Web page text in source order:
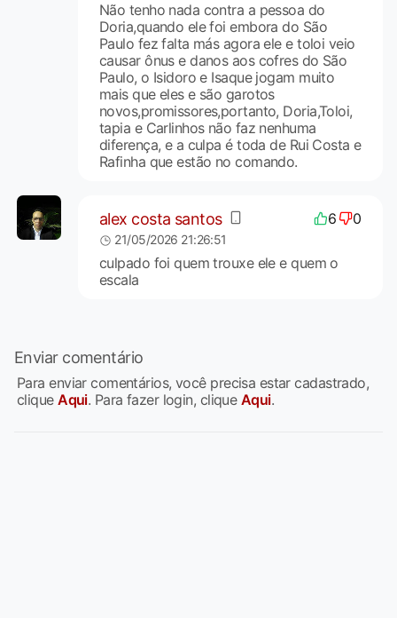
Não tenho nada contra a pessoa do
Doria,quando ele foi embora do São
Paulo fez falta más agora ele e toloi veio
causar ônus e danos aos cofres do São
Paulo, o Isidoro e Isaque jogam muito
mais que eles e são garotos
novos,promissores,portanto, Doria,Toloi,
tapia e Carlinhos não faz nenhuma
diferença, e a culpa é toda de Rui Costa e
Rafinha que estão no comando.
alex costa santos 6 0
21/05/2026 21:26:51
culpado foi quem trouxe ele e quem o
escala
Enviar comentário
Para enviar comentários, você precisa estar cadastrado,
cliqueAqui. Para fazer login, clique Aqui.